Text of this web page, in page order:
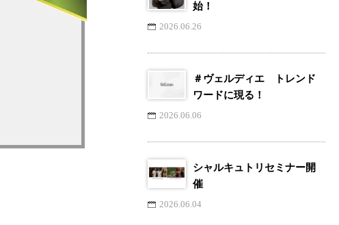
始！
2026.06.26
＃ヴェルディエ トレンド
ワードに現る！
2026.06.06
シャルキュトリセミナー開
催
2026.06.04